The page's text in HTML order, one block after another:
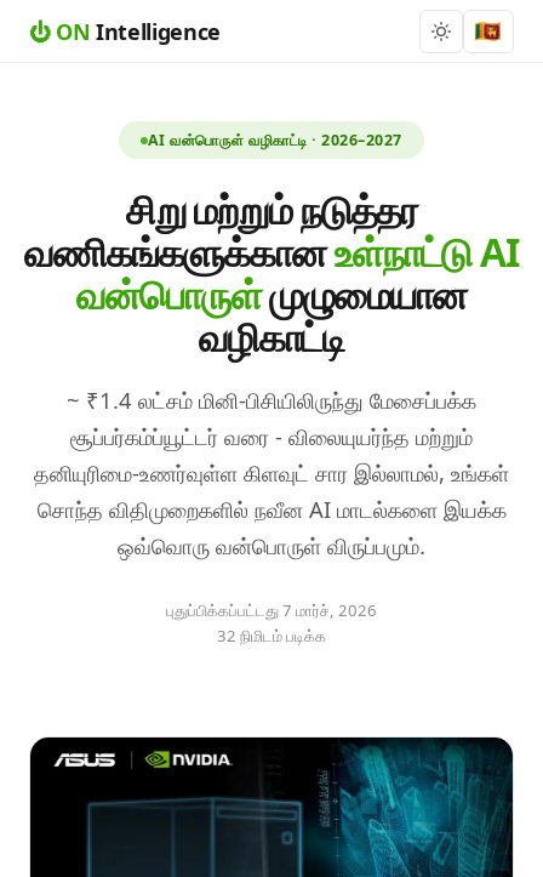
⏻ON Intelligence 🇱🇰
AI வன்பொருள் வழிகாட்டி · 2026–2027
சிறு மற்றும் நடுத்தர
வணிகங்களுக்கானஉள்நாட்டு AI
வன்பொருள்முழுமையான
வழிகாட்டி
~ ₹1.4 லட்சம் மினி-பிசியிலிருந்து மேசைப்பக்க
சூப்பர்கம்ப்யூட்டர் வரை - விலையுயர்ந்த மற்றும்
தனியுரிமை-உணர்வுள்ள கிளவுட் சார இல்லாமல், உங்கள்
சொந்த விதிமுறைகளில் நவீன AI மாடல்களை இயக்க
ஒவ்வொரு வன்பொருள் விருப்பமும்.
புதுப்பிக்கப்பட்டது 7 மார்ச், 2026
32 நிமிடம் படிக்க